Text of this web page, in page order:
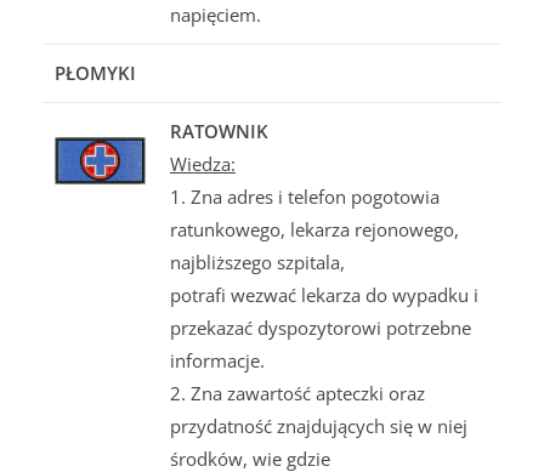
napięciem.
PŁOMYKI
RATOWNIK
Wiedza:
1. Zna adres i telefon pogotowia
ratunkowego, lekarza rejonowego,
najbliższego szpitala,
potrafi wezwać lekarza do wypadku i
przekazać dyspozytorowi potrzebne
informacje.
2. Zna zawartość apteczki oraz
przydatność znajdujących się w niej
środków, wie gdzie